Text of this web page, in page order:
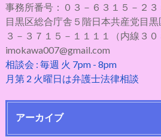
事務所番号：０３－６３１５－２３
目黒区総合庁舎５階日本共産党目黒
３－３７１５－１１１１（内線３０
imokawa007@gmail.com
相談会 : 毎週 火 7pm - 8pm
月第 2 火曜日は弁護士法律相談
アーカイブ